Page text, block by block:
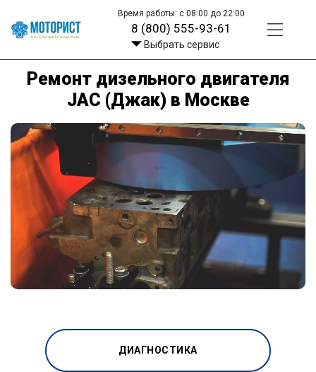
Время работы: с 08:00 до 22:00
8 (800) 555-93-61
Выбрать сервис
Ремонт дизельного двигателя
JAC (Джак) в Москве
ДИАГНОСТИКА